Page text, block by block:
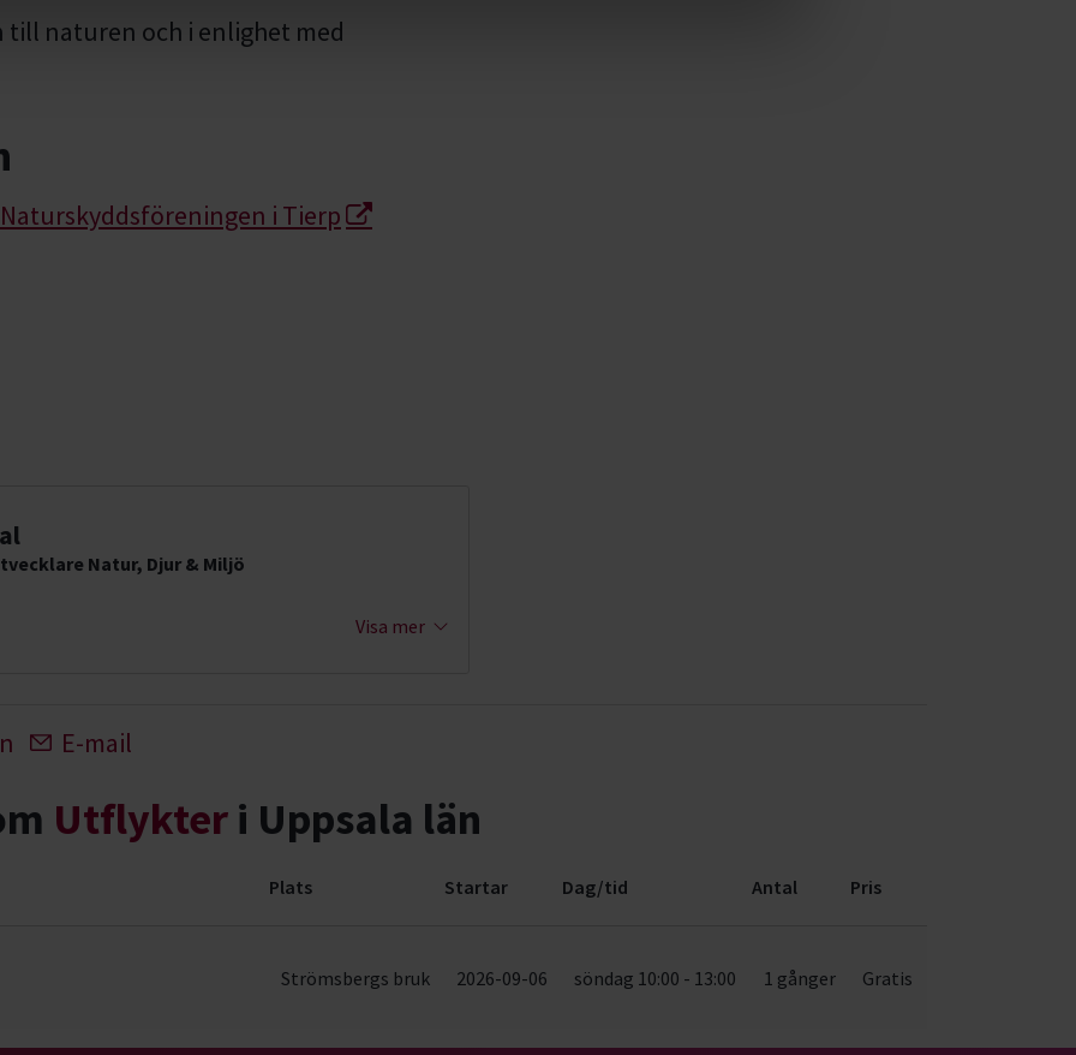
naturen och i enlighet med
i Tierp
Natur, Djur & Miljö
Visa mer
E-mail
Utflykter i Uppsala län
Plats Startar Dag/tid Antal Pris
Strömsbergs bruk 2026-09-06 söndag 10:00 - 13:00 1 gånger Gratis